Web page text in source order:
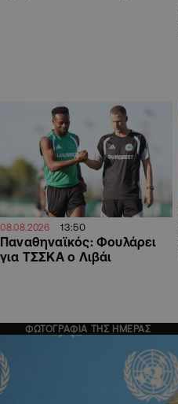
08.08.2026 13:50
Παναθηναϊκός: Φουλάρει
για ΤΣΣΚΑ ο Λιβάι
ΦΩΤΟΓΡΑΦΙΑ ΤΗΣ ΗΜΕΡΑΣ